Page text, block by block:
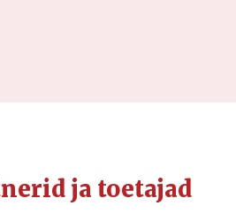
ja toetajad